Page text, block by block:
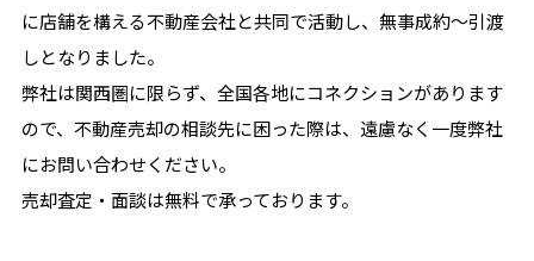
に店舗を構える不動産会社と共同で活動し、無事成約～引渡
しとなりました。
弊社は関西圏に限らず、全国各地にコネクションがあります
ので、不動産売却の相談先に困った際は、遠慮なく一度弊社
にお問い合わせください。
売却査定・面談は無料で承っております。